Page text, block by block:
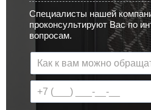
Специалисты нашей
проконсультируют Вас по
вопросам.